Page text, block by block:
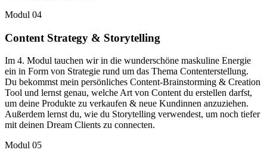
Modul 04
Content Strategy & Storytelling
Im 4. Modul tauchen wir in die wunderschöne maskuline Energie
ein in Form von Strategie rund um das Thema Contenterstellung.
Du bekommst mein persönliches Content-Brainstorming & Creation
Tool und lernst genau, welche Art von Content du erstellen darfst,
um deine Produkte zu verkaufen & neue Kundinnen anzuziehen.
Außerdem lernst du, wie du Storytelling verwendest, um noch tiefer
mit deinen Dream Clients zu connecten.
Modul 05